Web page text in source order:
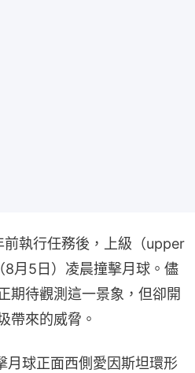
執行任務後，上級（upper
月5日）凌晨撞擊月球。儘
期待觀測這一景象，但卻開
帶來的威脅。
月球正面西側愛因斯坦環形